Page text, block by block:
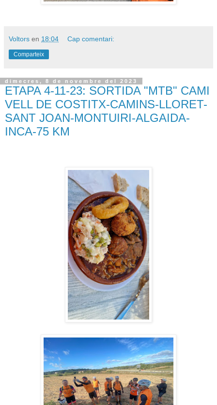
Voltors en 18:04 Cap comentari:
Comparteix
dimecres, 8 de novembre del 2023
ETAPA 4-11-23: SORTIDA "MTB" CAMI
VELL DE COSTITX-CAMINS-LLORET-
SANT JOAN-MONTUIRI-ALGAIDA-
INCA-75 KM